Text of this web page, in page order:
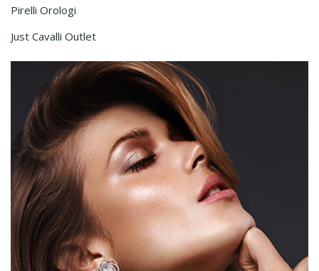
Pirelli Orologi
Just Cavalli Outlet